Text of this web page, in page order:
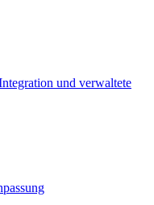
und verwaltete